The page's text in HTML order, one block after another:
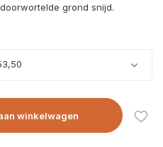
grond snijd.
winkelwagen